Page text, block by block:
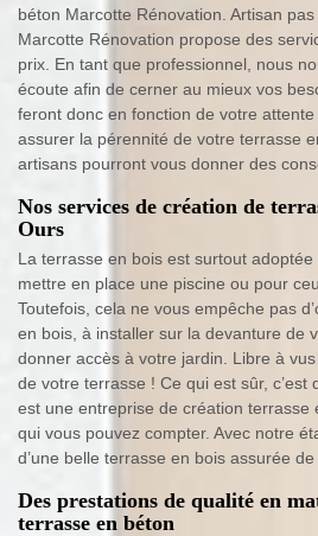
béton Marcotte Rénovation. Artisan pas
Marcotte Rénovation propose des
prix. En tant que professionnel, nous
écoute afin de cerner au mieux vos
feront donc en fonction de votre
assurer la pérennité de votre terrasse
artisans pourront vous donner des
Nos services de création de
Ours
La terrasse en bois est surtout
mettre en place une piscine ou pour
Toutefois, cela ne vous empêche pas
en bois, à installer sur la devanture de
donner accès à votre jardin. Libre à
de votre terrasse ! Ce qui est sûr, c’est
est une entreprise de création terrasse
qui vous pouvez compter. Avec notre
d’une belle terrasse en bois assurée de
Des prestations de qualité en
terrasse en béton